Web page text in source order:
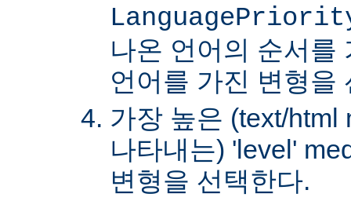
나온 언어의 순서를
언어를 가진 변형을
가장 높은 (text/html
나타내는) 'level'
변형을 선택한다.